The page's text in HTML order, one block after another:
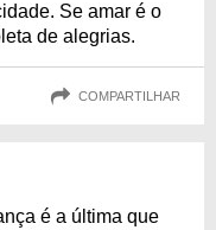
Se amar é o
de alegrias.
COMPARTILHAR
é a última que